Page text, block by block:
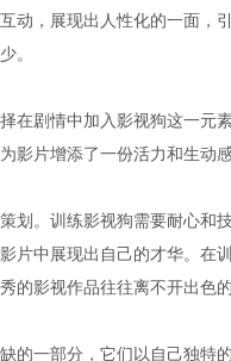
动，展现出人性化的一面，
。
在剧情中加入影视狗这一
影片增添了一份活力和生动
划。训练影视狗需要耐心和
片中展现出自己的才华。
的影视作品往往离不开出色
的一部分，它们以自己独